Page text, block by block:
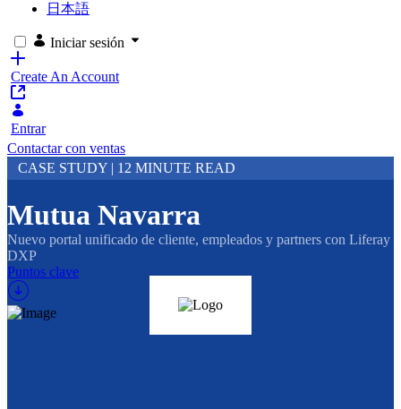
日本語
Iniciar sesión
Create An Account
Entrar
Contactar con ventas
CASE STUDY | 12 MINUTE READ
Mutua Navarra
Nuevo portal unificado de cliente, empleados y partners con Liferay
DXP
Puntos clave